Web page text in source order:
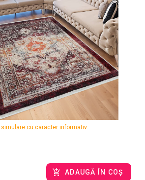
cu caracter informativ.
ADAUGĂ ÎN COȘ